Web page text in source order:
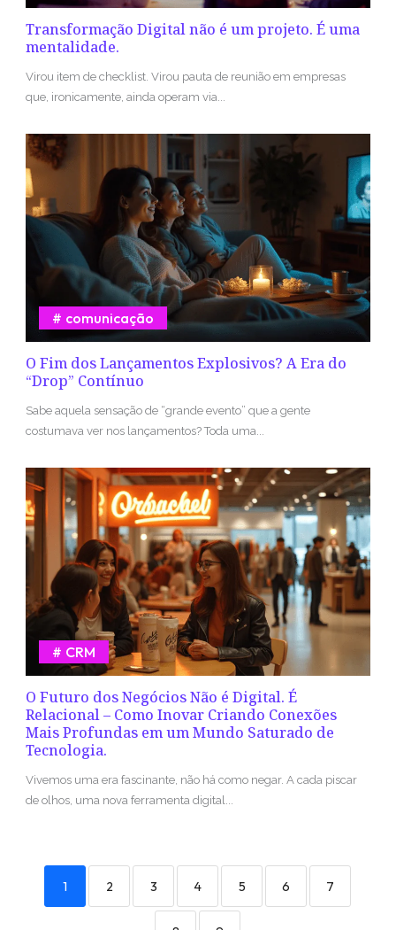
Transformação Digital não é um projeto. É uma
mentalidade.
Virou item de checklist. Virou pauta de reunião em empresas
que, ironicamente, ainda operam via...
O Fim dos Lançamentos Explosivos? A Era do
“Drop” Contínuo
comunicação
Sabe aquela sensação de “grande evento” que a gente
costumava ver nos lançamentos? Toda uma...
O Futuro dos Negócios Não é Digital. É
Relacional – Como Inovar Criando Conexões
Mais Profundas em um Mundo Saturado de
Tecnologia.
CRM
Vivemos uma era fascinante, não há como negar. A cada piscar
de olhos, uma nova ferramenta digital...
1 2 3 4 5 6 7